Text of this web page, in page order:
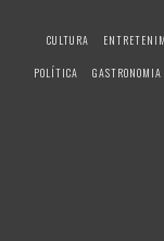
CULTURA
POLÍTICA
GASTRONOMIA